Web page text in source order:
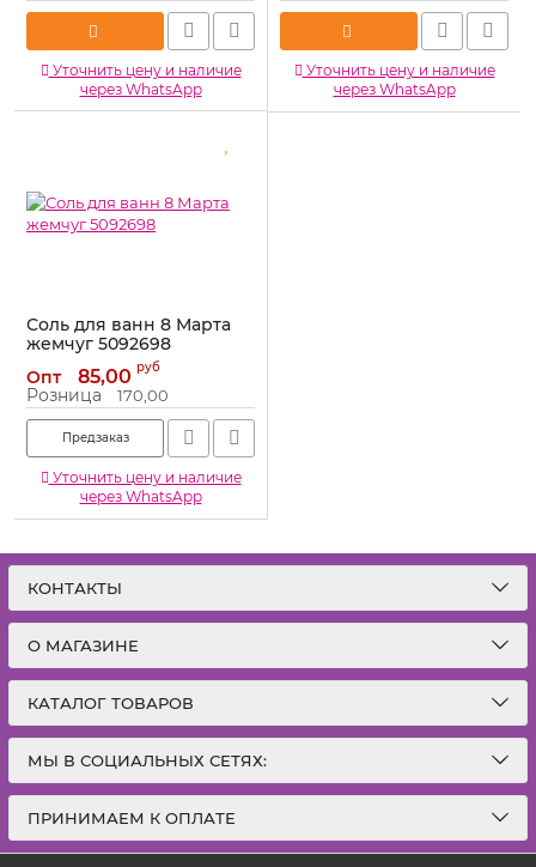
Уточнить цену и наличие
через WhatsApp
Уточнить цену и наличие
через WhatsApp
Соль для ванн 8 Марта
жемчуг 5092698
Артикул: 5092698
Опт 85,00 руб
Розница 170,00
Предзаказ
Уточнить цену и наличие
через WhatsApp
КОНТАКТЫ
О МАГАЗИНЕ
КАТАЛОГ ТОВАРОВ
МЫ В СОЦИАЛЬНЫХ СЕТЯХ:
ПРИНИМАЕМ К ОПЛАТЕ